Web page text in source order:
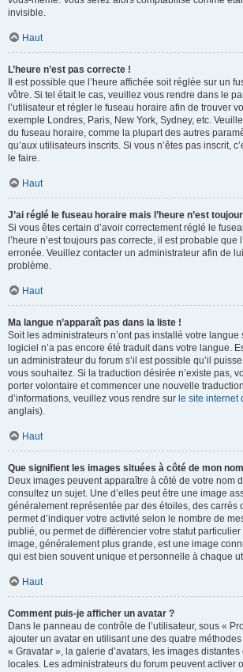
invisible.
Haut
L’heure n’est pas correcte !
Il est possible que l’heure affichée soit réglée sur un
vôtre. Si tel était le cas, veuillez vous rendre dans le
l’utilisateur et régler le fuseau horaire afin de trouver
exemple Londres, Paris, New York, Sydney, etc.
du fuseau horaire, comme la plupart des autres
qu’aux utilisateurs inscrits. Si vous n’êtes pas inscrit,
le faire.
Haut
J’ai réglé le fuseau horaire mais l’heure n’est
Si vous êtes certain d’avoir correctement réglé le
l’heure n’est toujours pas correcte, il est probable que
erronée. Veuillez contacter un administrateur afin de
problème.
Haut
Ma langue n’apparaît pas dans la liste !
Soit les administrateurs n’ont pas installé votre langue
logiciel n’a pas encore été traduit dans votre langue.
un administrateur du forum s’il est possible qu’il
vous souhaitez. Si la traduction désirée n’existe pas,
porter volontaire et commencer une nouvelle
d’informations, veuillez vous rendre sur le site internet
anglais).
Haut
Que signifient les images situées à côté de mon
Deux images peuvent apparaître à côté de votre nom
consultez un sujet. Une d’elles peut être une image
généralement représentée par des étoiles, des carrés
permet d’indiquer votre activité selon le nombre de
publié, ou permet de différencier votre statut particulier
image, généralement plus grande, est une image
qui est bien souvent unique et personnelle à chaque
Haut
Comment puis-je afficher un avatar ?
Dans le panneau de contrôle de l’utilisateur, sous «
ajouter un avatar en utilisant une des quatre
« Gravatar », la galerie d’avatars, les images distantes
locales. Les administrateurs du forum peuvent activer